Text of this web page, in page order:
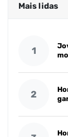
Mais lidas
1
2